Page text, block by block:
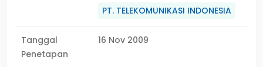
PT. TELEKOMUNIKASI INDONESIA
Tanggal
Penetapan
16 Nov 2009